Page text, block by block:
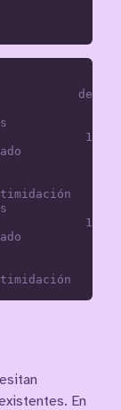
172014
124902
En